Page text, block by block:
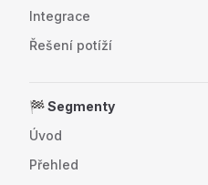
Integrace
Řešení potíží
🏁 Segmenty
Úvod
Přehled